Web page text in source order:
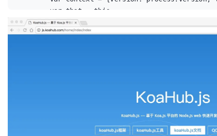
var that = this;
return